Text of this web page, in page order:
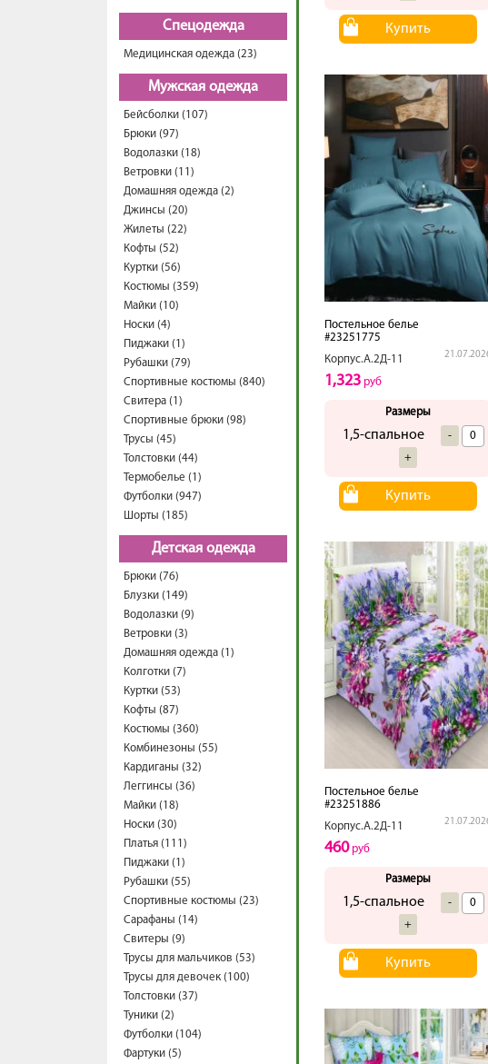
Спецодежда
Медицинская одежда (23)
Мужская одежда
Бейсболки (107)
Брюки (97)
Водолазки (18)
Ветровки (11)
Домашняя одежда (2)
Джинсы (20)
Жилеты (22)
Кофты (52)
Куртки (56)
Костюмы (359)
Майки (10)
Носки (4)
Пиджаки (1)
Рубашки (79)
Спортивные костюмы (840)
Свитера (1)
Спортивные брюки (98)
Трусы (45)
Толстовки (44)
Термобелье (1)
Футболки (947)
Шорты (185)
Детская одежда
Брюки (76)
Блузки (149)
Водолазки (9)
Ветровки (3)
Домашняя одежда (1)
Колготки (7)
Куртки (53)
Кофты (87)
Костюмы (360)
Комбинезоны (55)
Кардиганы (32)
Леггинсы (36)
Майки (18)
Носки (30)
Платья (111)
Пиджаки (1)
Рубашки (55)
Спортивные костюмы (23)
Сарафаны (14)
Свитеры (9)
Трусы для мальчиков (53)
Трусы для девочек (100)
Толстовки (37)
Туники (2)
Футболки (104)
Фартуки (5)
Купить
Постельное белье
#23251775
Корпус.А.2Д-11
1,323 руб
Размеры
1,5-спальное
-
+
Купить
Постельное белье
#23251886
Корпус.А.2Д-11
460руб
Размеры
1,5-спальное
-
+
Купить